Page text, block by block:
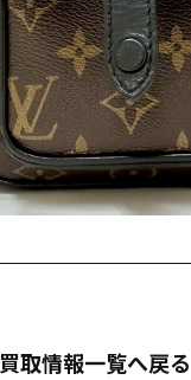
買取情報一覧へ戻る